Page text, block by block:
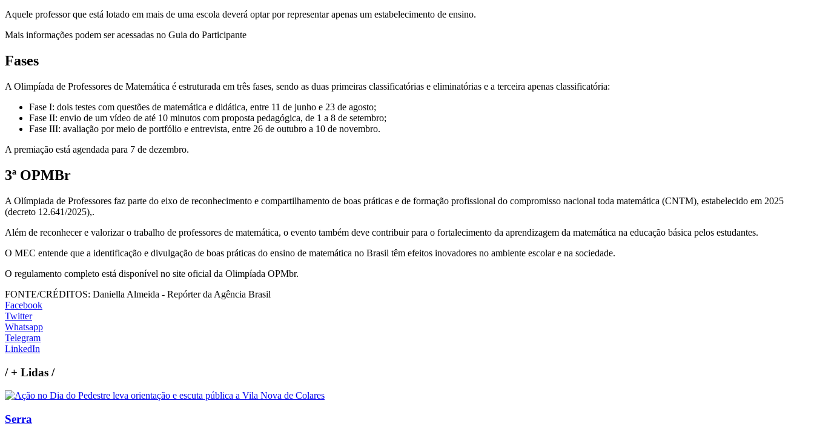
Aquele professor que está lotado em mais de uma escola deverá optar por representar apenas um estabelecimento de ensino.
Mais informações podem ser acessadas no Guia do Participante
Fases
A Olimpíada de Professores de Matemática é estruturada em três fases, sendo as duas primeiras classificatórias e eliminatórias e a terceira apenas classificatória:
Fase I: dois testes com questões de matemática e didática, entre 11 de junho e 23 de agosto;
Fase II: envio de um vídeo de até 10 minutos com proposta pedagógica, de 1 a 8 de setembro;
Fase III: avaliação por meio de portfólio e entrevista, entre 26 de outubro a 10 de novembro.
A premiação está agendada para 7 de dezembro.
3ª OPMBr
A Olímpiada de Professores faz parte do eixo de reconhecimento e compartilhamento de boas práticas e de formação profissional do compromisso nacional toda matemática (CNTM), estabelecido em 2025
(decreto 12.641/2025),.
Além de reconhecer e valorizar o trabalho de professores de matemática, o evento também deve contribuir para o fortalecimento da aprendizagem da matemática na educação básica pelos estudantes.
O MEC entende que a identificação e divulgação de boas práticas do ensino de matemática no Brasil têm efeitos inovadores no ambiente escolar e na sociedade.
O regulamento completo está disponível no site oficial da Olimpíada OPMbr.
FONTE/CRÉDITOS: Daniella Almeida - Repórter da Agência Brasil
Facebook
Twitter
Whatsapp
Telegram
LinkedIn
/+ Lidas /
Serra